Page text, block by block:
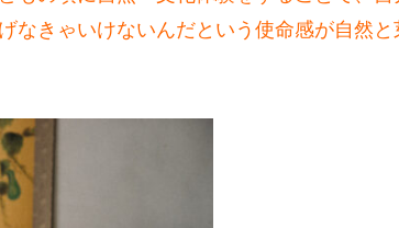
なきゃいけないんだという使命感が自然と